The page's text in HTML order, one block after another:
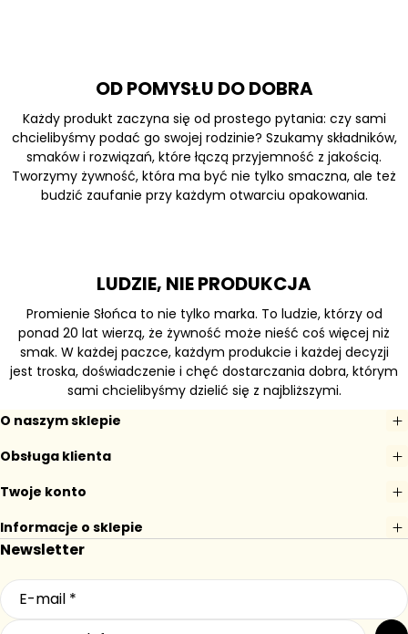
OD POMYSŁU DO DOBRA
Każdy produkt zaczyna się od prostego pytania: czy sami
chcielibyśmy podać go swojej rodzinie? Szukamy składników,
smaków i rozwiązań, które łączą przyjemność z jakością.
Tworzymy żywność, która ma być nie tylko smaczna, ale też
budzić zaufanie przy każdym otwarciu opakowania.
LUDZIE, NIE PRODUKCJA
Promienie Słońca to nie tylko marka. To ludzie, którzy od
ponad 20 lat wierzą, że żywność może nieść coś więcej niż
smak. W każdej paczce, każdym produkcie i każdej decyzji
jest troska, doświadczenie i chęć dostarczania dobra, którym
sami chcielibyśmy dzielić się z najbliższymi.
O naszym sklepie
Obsługa klienta
Twoje konto
Informacje o sklepie
Newsletter